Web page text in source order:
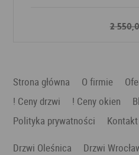
2
Dodaj
Strona główna O firmie
! Ceny drzwi
! Ceny okien
Polityka prywatności
Kontakt
Drzwi Oleśnica
Drzwi